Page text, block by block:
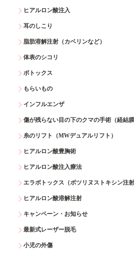
ヒアルロン酸注入
耳のしこり
脂肪溶解注射（カベリンなど）
体表のシコリ
ボトックス
もらいもの
インフルエンザ
傷が残らない目の下のクマの手術（経結膜
糸のリフト（MWデュアルリフト）
ヒアルロン酸豊胸術
ヒアルロン酸注入療法
エラボトックス（ボツリヌストキシン注射
ヒアルロン酸溶解注射
キャンペーン・お知らせ
最新式レーザー脱毛
小児の外傷